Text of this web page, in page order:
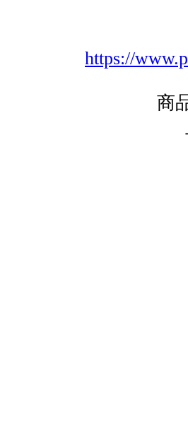
https://
商